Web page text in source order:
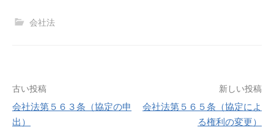
会社法
投
稿
古い投稿
会社法第５６３条（協定の申
出）
新しい投稿
会社法第５６５条（協定によ
る権利の変更）